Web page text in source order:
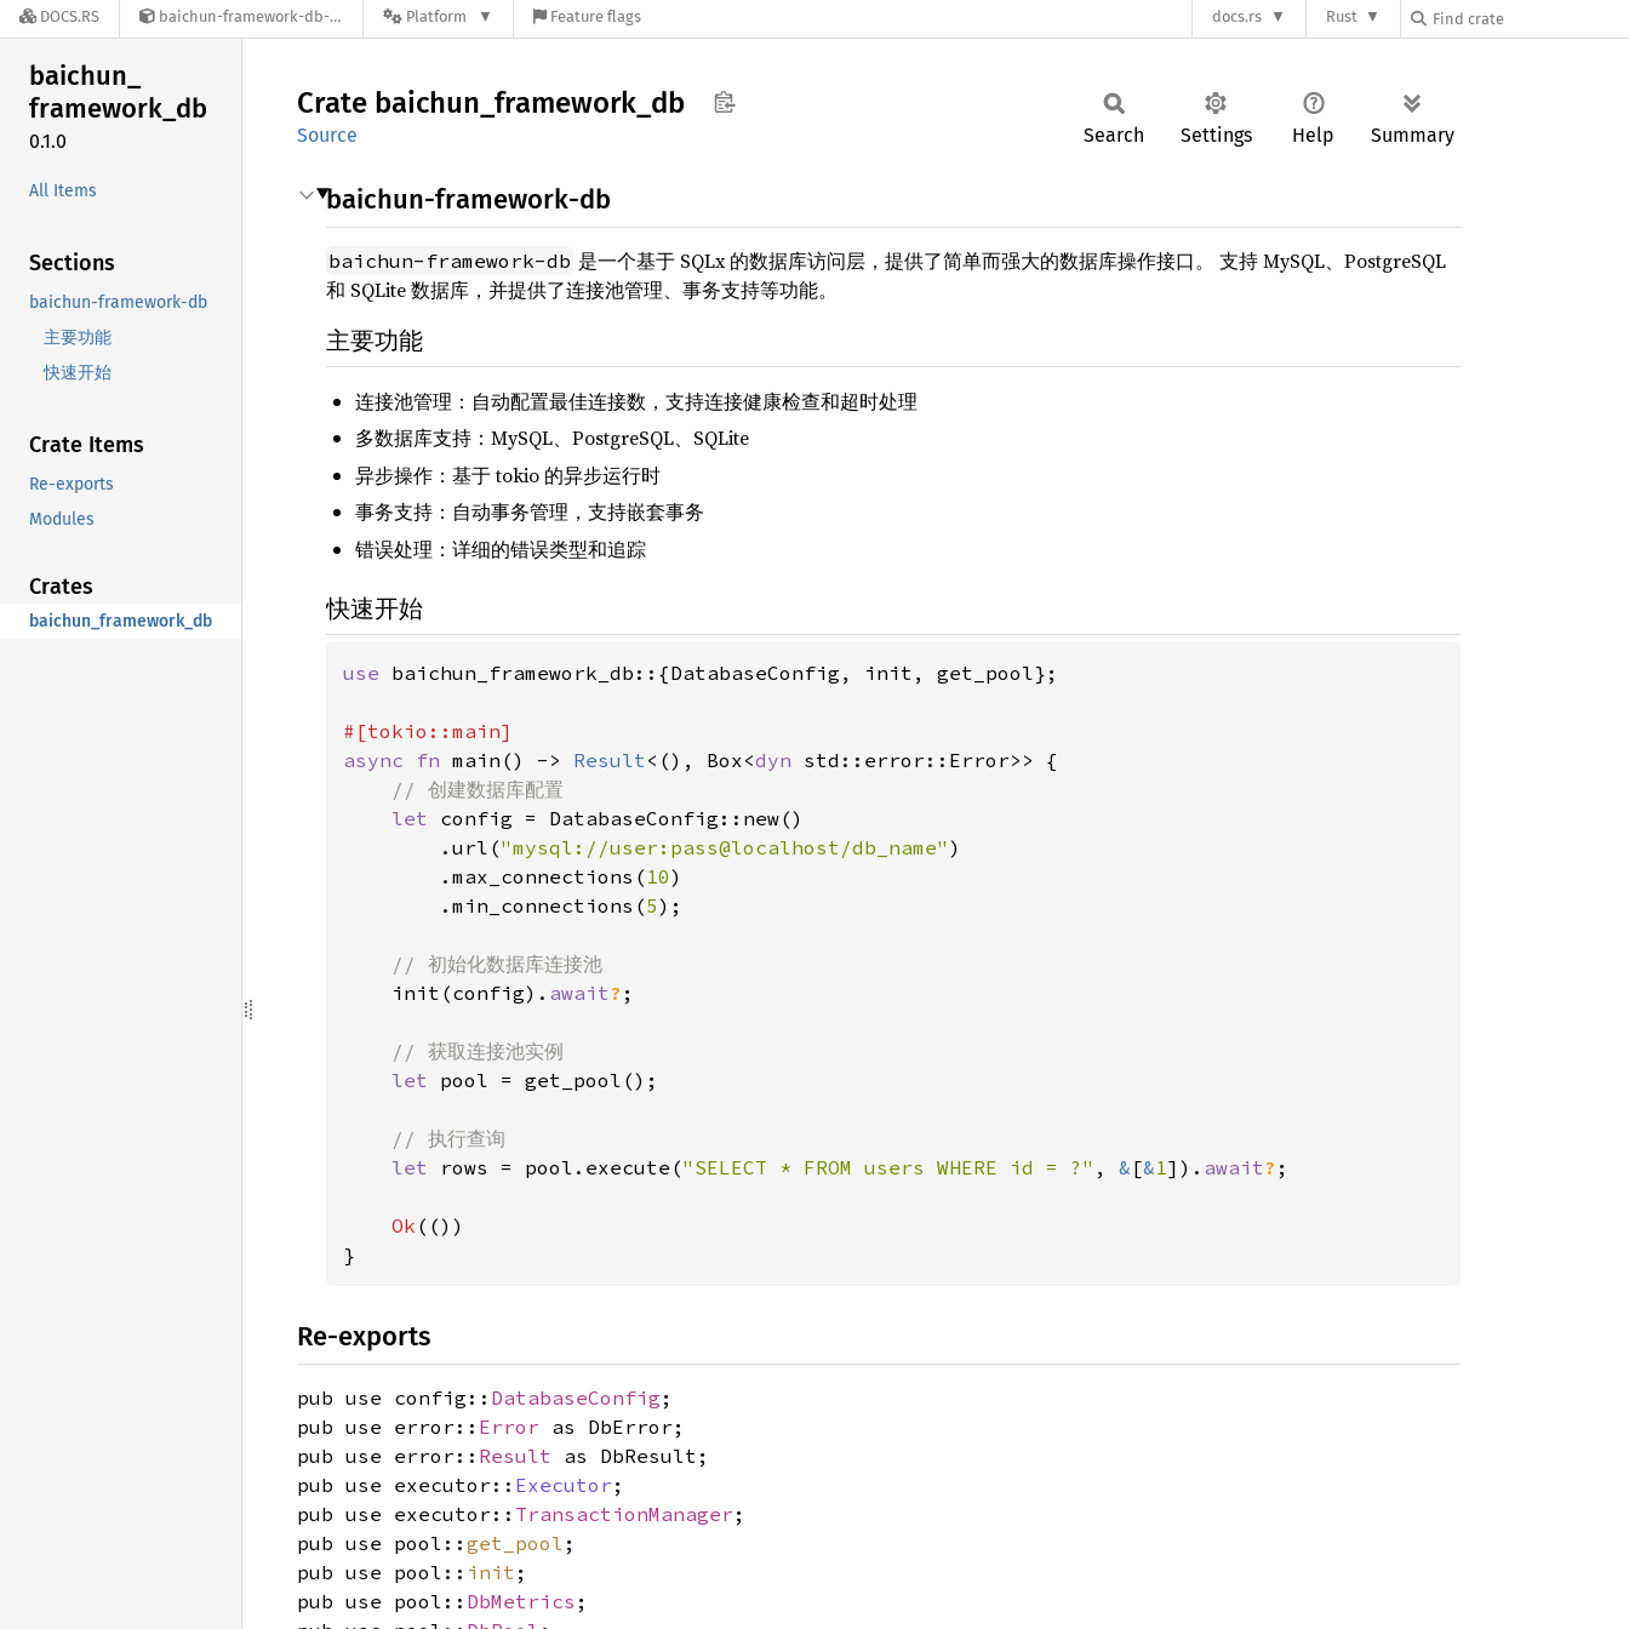
DOCS.RS baichun-framework-db-0.1.0 Platform Feature flags docs.rs Rust
baichun_
framework_db
0.1.0
All Items
Sections
baichun-framework-db
主要功能
快速开始
Crate Items
Re-exports
Modules
Crates
baichun_framework_db
Crate baichun_ framework_ db
Source Search Settings Help Summary
baichun-framework-db
baichun-framework-db 是一个基于 SQLx 的数据库访问层，提供了简单而强大的数据库操作接口。 支持 MySQL、PostgreSQL
和 SQLite 数据库，并提供了连接池管理、事务支持等功能。
主要功能
连接池管理：自动配置最佳连接数，支持连接健康检查和超时处理
多数据库支持：MySQL、PostgreSQL、SQLite
异步操作：基于 tokio 的异步运行时
事务支持：自动事务管理，支持嵌套事务
错误处理：详细的错误类型和追踪
快速开始
use baichun_framework_db::{DatabaseConfig, init, get_pool};
async fn main() -> Result <(), Box<dyn std::error::Error>> {
// 创建数据库配置
let config = DatabaseConfig::new()
        .url(
"mysql://user:pass@localhost/db_name" )
        .max_connections(
10)
        .min_connections(
5);
// 初始化数据库连接池
init(config). await? ;
// 获取连接池实例
let pool = get_pool();
// 执行查询
let rows = pool.execute("SELECT * FROM users WHERE id = ?" , & [&1 ]). await? ;
Ok (())
}
Re-exports
pub use config:: DatabaseConfig ;
pub use error:: Error as DbError;
pub use error:: Result as DbResult;
pub use executor:: Executor ;
pub use executor:: TransactionManager ;
pub use pool:: get_pool ;
pub use pool:: init ;
pub use pool:: DbMetrics ;